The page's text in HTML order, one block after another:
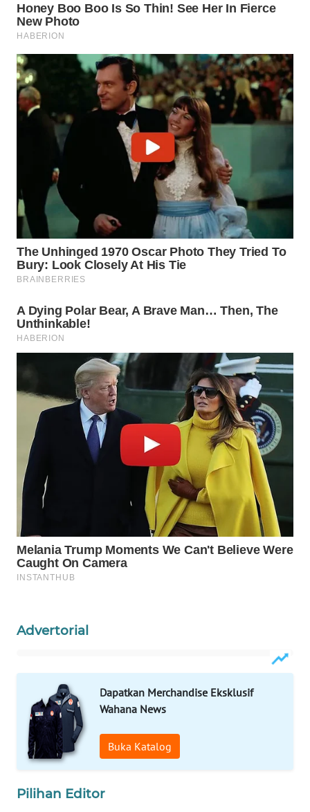
Advertorial
Dapatkan Merchandise Eksklusif
Wahana News
Buka Katalog
Pilihan Editor
WN
WN
BINTAN
WN
MANDALIKA
WN
LIKUPANG
WN
LABUANBAJO
Wahana
Media
WAHANA
NEWS
WAHANA
WAHANA
ADVOKAT
WAHANA
INFRASTRUKTUR
WAHANA
TRAVEL
WAHANA
TV